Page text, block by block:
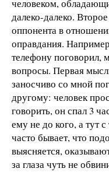
человеком,
далеко-далеко.
оппонента в
оправдания.
телефону поговорил,
вопросы. Первая
заносчиво со мной
другому: человек
говорить, он спал 3
ему не до кого, а тут
часто бывает, что
выясняется,
за глаза чуть не